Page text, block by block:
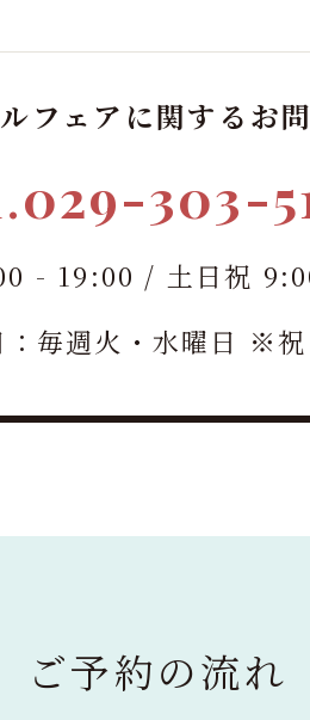
フェアに関するお
029-303-
- 19:00 / 土日祝
：毎週火・水曜日 ※
ご予約の流れ